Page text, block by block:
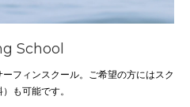
School
フィンスクール。ご希望の方にはスク
も可能です。